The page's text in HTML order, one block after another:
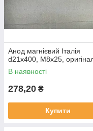
Анод магнієвий Італія
d21x400, M8x25,
В наявності
278,20 ₴
Купити